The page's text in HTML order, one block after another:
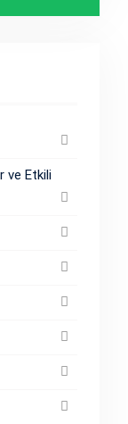
ve Etkili